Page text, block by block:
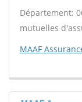
Département:
mutuelles
MAAF